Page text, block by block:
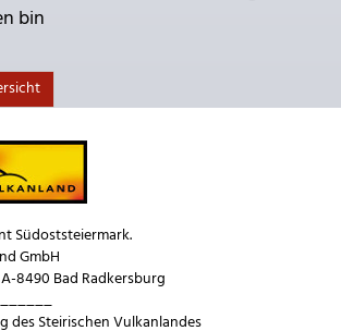
bin
Südoststeiermark.
GmbH
8490 Bad Radkersburg
des Steirischen Vulkanlandes